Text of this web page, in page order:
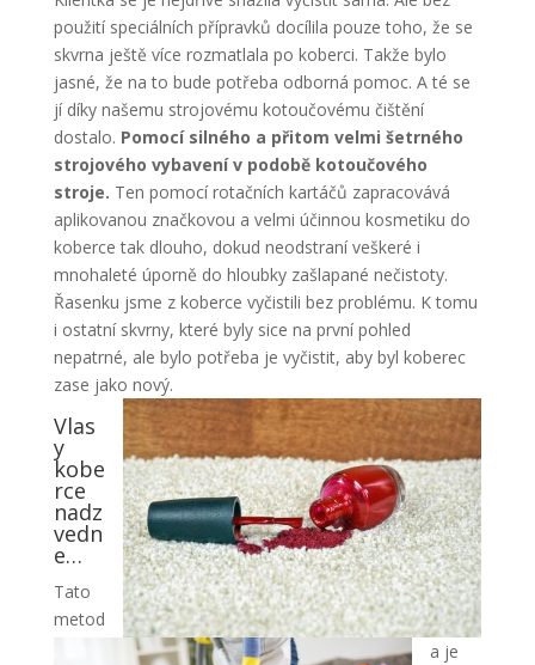
použití speciálních přípravků docílila pouze toho, že se
skvrna ještě více rozmatlala po koberci. Takže bylo
jasné, že na to bude potřeba odborná pomoc. A té se
jí díky našemu strojovému kotoučovému čištění
dostalo. Pomocí silného a přitom velmi šetrného
strojového vybavení v podobě kotoučového
stroje. Ten pomocí rotačních kartáčů zapracovává
aplikovanou značkovou a velmi účinnou kosmetiku do
koberce tak dlouho, dokud neodstraní veškeré i
mnohaleté úporně do hloubky zašlapané nečistoty.
Řasenku jsme z koberce vyčistili bez problému. K tomu
i ostatní skvrny, které byly sice na první pohled
nepatrné, ale bylo potřeba je vyčistit, aby byl koberec
zase jako nový.
Vlas
y
kobe
rce
nadz
vedn
e…
Tato
metod
a je